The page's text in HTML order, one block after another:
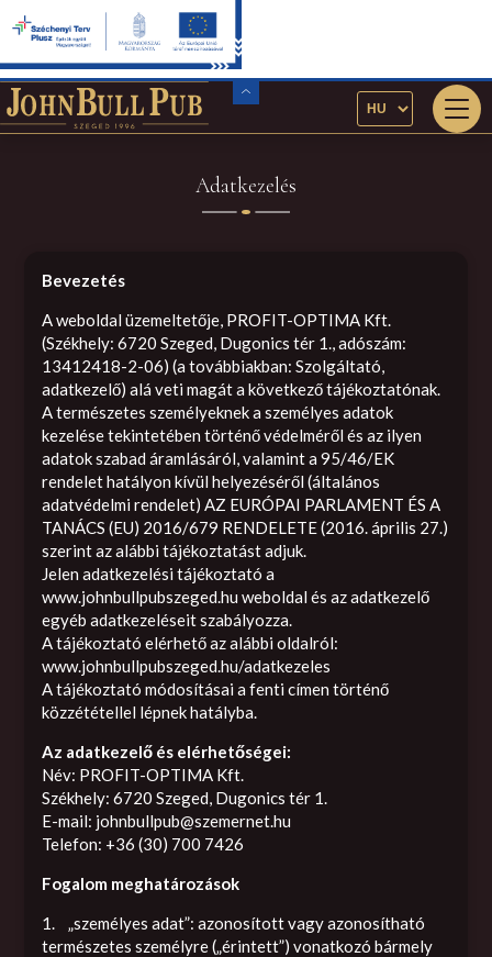
Adatkezelés
Bevezetés
A weboldal üzemeltetője, PROFIT-OPTIMA Kft.
(Székhely: 6720 Szeged, Dugonics tér 1., adószám:
13412418-2-06) (a továbbiakban: Szolgáltató,
adatkezelő) alá veti magát a következő tájékoztatónak.
A természetes személyeknek a személyes adatok
kezelése tekintetében történő védelméről és az ilyen
adatok szabad áramlásáról, valamint a 95/46/EK
rendelet hatályon kívül helyezéséről (általános
adatvédelmi rendelet) AZ EURÓPAI PARLAMENT ÉS A
TANÁCS (EU) 2016/679 RENDELETE (2016. április 27.)
szerint az alábbi tájékoztatást adjuk.
Jelen adatkezelési tájékoztató a
www.johnbullpubszeged.hu weboldal és az adatkezelő
egyéb adatkezeléseit szabályozza.
A tájékoztató elérhető az alábbi oldalról:
www.johnbullpubszeged.hu/adatkezeles
A tájékoztató módosításai a fenti címen történő
közzététellel lépnek hatályba.
Az adatkezelő és elérhetőségei:
Név: PROFIT-OPTIMA Kft.
Székhely: 6720 Szeged, Dugonics tér 1.
E-mail: johnbullpub@szemernet.hu
Telefon: +36 (30) 700 7426
Fogalom meghatározások
1. „személyes adat”: azonosított vagy azonosítható
természetes személyre („érintett”) vonatkozó bármely